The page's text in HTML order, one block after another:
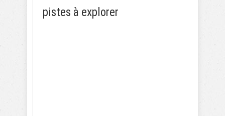
pistes à explorer